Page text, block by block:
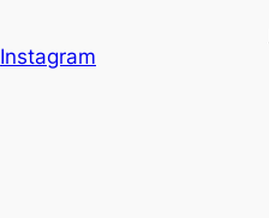
Instagram